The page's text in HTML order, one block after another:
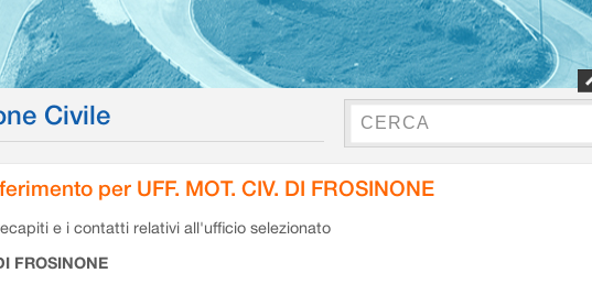
Civile
per UFF. MOT. CIV. DI FROSINONE
e i contatti relativi all'ufficio selezionato
FROSINONE